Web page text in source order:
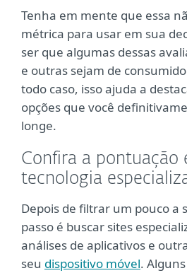
Tenha em mente que essa
métrica para usar em sua
ser que algumas dessas
e outras sejam de
todo caso, isso ajuda a
opções que você
longe.
Confira a pontuação
tecnologia
Depois de filtrar um pouco a
passo é buscar sites
análises de aplicativos e
seu dispositivo móvel.